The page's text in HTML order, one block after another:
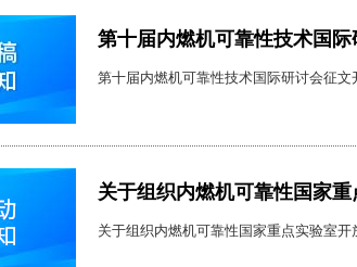
第十届内燃机可靠性技术国
第十届内燃机可靠性技术国际研讨会征文
关于组织内燃机可靠性国家
关于组织内燃机可靠性国家重点实验室开